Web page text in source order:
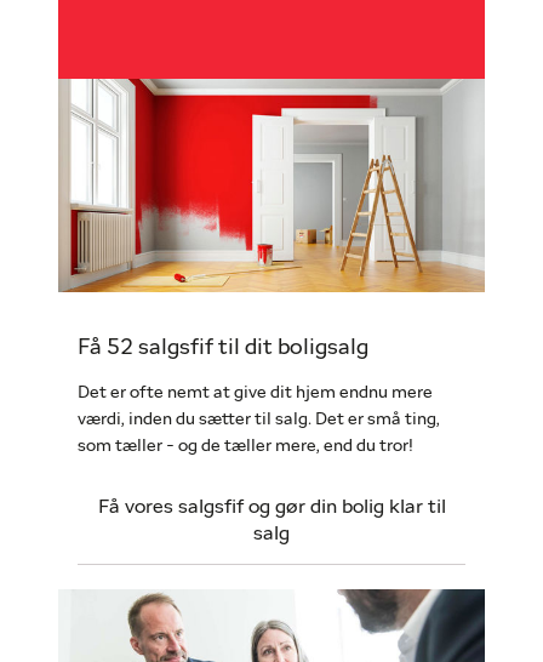
Få 52 salgsfif til dit boligsalg
Det er ofte nemt at give dit hjem endnu mere
værdi, inden du sætter til salg. Det er små ting,
som tæller - og de tæller mere, end du tror!
Få vores salgsfif og gør din bolig klar til
salg